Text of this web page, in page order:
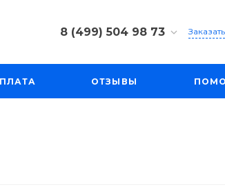
8 (499) 504 98 73
8 (499) 504 98 73
г. Москва, ул. Большая
ОТЗЫВЫ